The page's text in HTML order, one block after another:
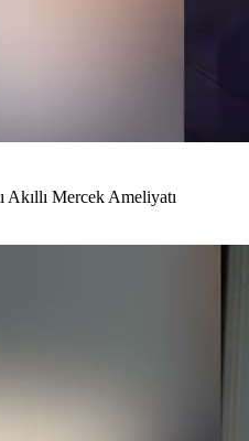
Akıllı Mercek Ameliyatı